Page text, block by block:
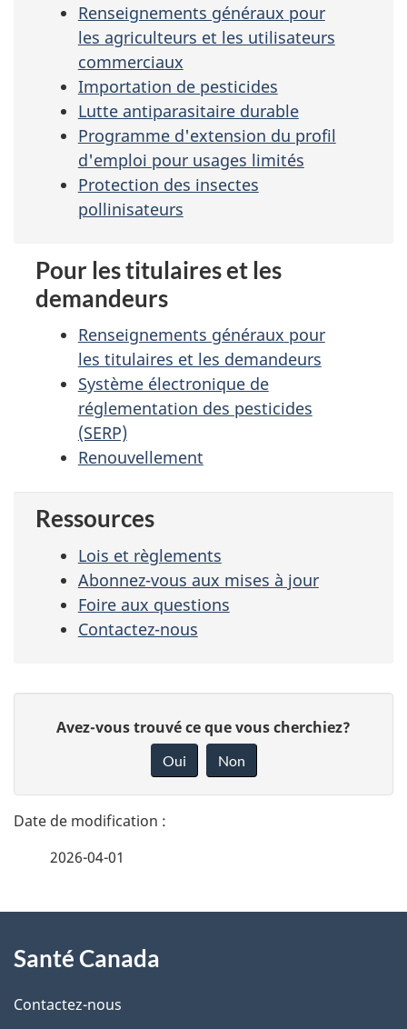
Renseignements généraux pour
les agriculteurs et les utilisateurs
commerciaux
Importation de pesticides
Lutte antiparasitaire durable
Programme d'extension du profil
d'emploi pour usages limités
Protection des insectes
pollinisateurs
Pour les titulaires et les
demandeurs
Renseignements généraux pour
les titulaires et les demandeurs
Système électronique de
réglementation des pesticides
(SERP)
Renouvellement
Ressources
Lois et règlements
Abonnez-vous aux mises à jour
Foire aux questions
Contactez-nous
t
a
l
s
n
o
t
e
Avez-vous trouvé ce que vous cherchiez?
Oui Non
2026-04-01
propos
de
Santé Canada
Contactez-nous